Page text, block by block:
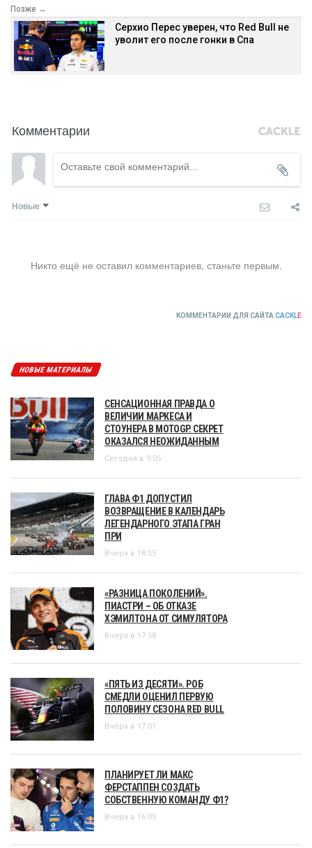
Позже →
Серхио Перес уверен, что Red Bull не
уволит его после гонки в Спа
Комментарии
Новые
Никто ещё не оставил комментариев, станьте первым.
КОММЕНТАРИИ ДЛЯ САЙТА CACKLE
НОВЫЕ МАТЕРИАЛЫ
СЕНСАЦИОННАЯ ПРАВДА О
ВЕЛИЧИИ МАРКЕСА И
СТОУНЕРА В MOTOGP. СЕКРЕТ
ОКАЗАЛСЯ НЕОЖИДАННЫМ
Сегодня в 9:05
ГЛАВА Ф1 ДОПУСТИЛ
ВОЗВРАЩЕНИЕ В КАЛЕНДАРЬ
ЛЕГЕНДАРНОГО ЭТАПА ГРАН
ПРИ
Вчера в 18:55
«РАЗНИЦА ПОКОЛЕНИЙ».
ПИАСТРИ – ОБ ОТКАЗЕ
ХЭМИЛТОНА ОТ СИМУЛЯТОРА
Вчера в 17:58
«ПЯТЬ ИЗ ДЕСЯТИ». РОБ
СМЕДЛИ ОЦЕНИЛ ПЕРВУЮ
ПОЛОВИНУ СЕЗОНА RED BULL
Вчера в 17:01
ПЛАНИРУЕТ ЛИ МАКС
ФЕРСТАППЕН СОЗДАТЬ
СОБСТВЕННУЮ КОМАНДУ Ф1?
Вчера в 16:05